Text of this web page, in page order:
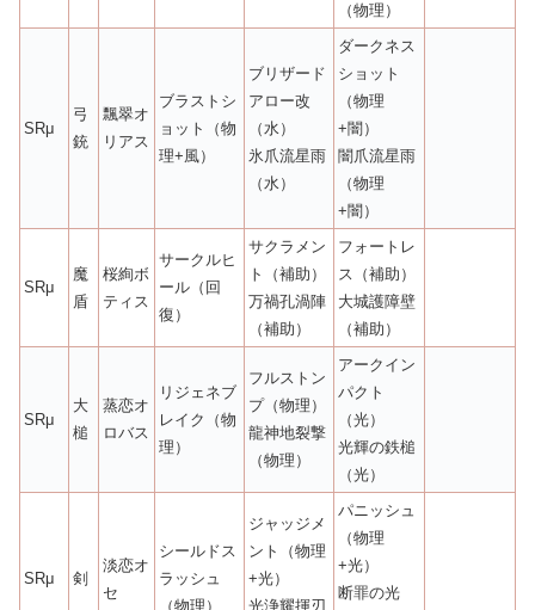
（物理）
SRμ
弓
銃
飄翠オ
リアス
ブラストシ
ョット（物
理+風）
ブリザード
アロー改
（水）
氷爪流星雨
（水）
ダークネス
ショット
（物理
+闇）
闇爪流星雨
（物理
+闇）
SRμ
魔
盾
桜絢ボ
ティス
サークルヒ
ール（回
復）
サクラメン
ト（補助）
万禍孔渦陣
（補助）
フォートレ
ス（補助）
大城護障壁
（補助）
SRμ
大
槌
蒸恋オ
ロバス
リジェネブ
レイク（物
理）
フルストン
プ（物理）
龍神地裂撃
（物理）
アークイン
パクト
（光）
光輝の鉄槌
（光）
SRμ 剣
淡恋オ
セ
シールドス
ラッシュ
（物理）
ジャッジメ
ント（物理
+光）
光浄耀揮刃
パニッシュ
（物理
+光）
断罪の光